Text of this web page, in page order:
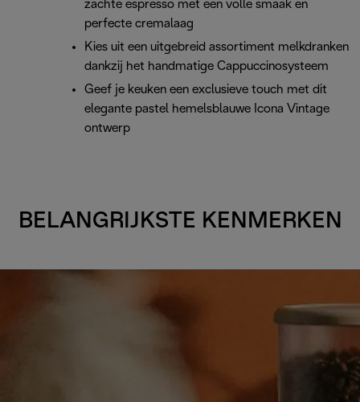
zachte espresso met een volle smaak en
perfecte cremalaag
Kies uit een uitgebreid assortiment melkdranken
dankzij het handmatige Cappuccinosysteem
Geef je keuken een exclusieve touch met dit
elegante pastel hemelsblauwe Icona Vintage
ontwerp
BELANGRIJKSTE KENMERKEN